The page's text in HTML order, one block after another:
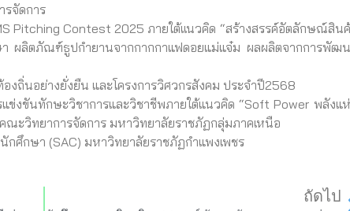
รจัดการ
Contest 2025 ภายใต้เเนวคิด “สร้างสรรค์อัตลักษณ์สิน
ผลิตภัณฑ์ธูปกำยานจากกากกาแฟดอยแม่แจ๋ม ผลผลิตจากการพัฒ
ถิ่นอย่างยั่งยืน และโครงการวิศวกรสังคม ประจำปี2568
ขันทักษะวิชาการและวิชาชีพภายใต้แนวคิด “Soft Power พลังแ
คณะวิทยาการจัดการ มหาวิทยาลัยราชภัฏกลุ่มภาคเหนือ
ษา (SAC) มหาวิทยาลัยราชภัฏกำแพงเพชร
ถัดไป